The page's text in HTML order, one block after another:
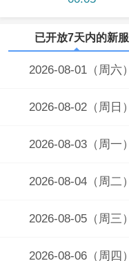
已开放7天内的新服
2026-08-01（周六）
2026-08-02（周日）
2026-08-03（周一）
2026-08-04（周二）
2026-08-05（周三）
2026-08-06（周四）